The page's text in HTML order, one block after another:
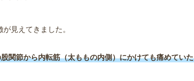
見えてきました。
関節から内転筋（太ももの内側）にかけても痛めていた